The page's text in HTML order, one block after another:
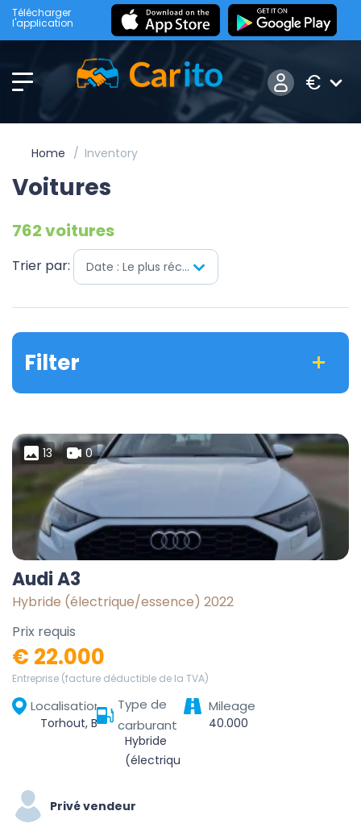
Télécharger
l'application
€
Home Inventory
Voitures
762 voitures
Trier par: Date : Le plus récent en premier
Filter
13 0
Audi A3
Hybride (électrique/essence) 2022
Prix requis
€ 22.000
Entreprise (facture déductible de la TVA)
Localisation
Torhout, Brugge, West-Vlaanderen, Vlaanderen, 8820, België
Type de
carburant
Hybride
(électrique/essence)
Mileage
40.000
Privé vendeur